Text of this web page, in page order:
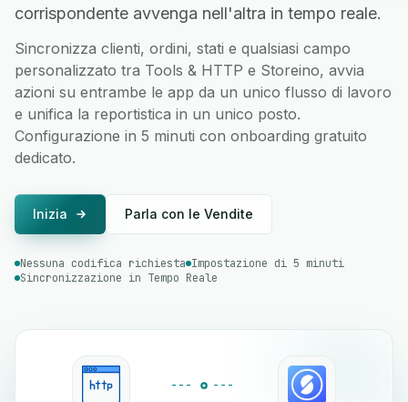
corrispondente avvenga nell'altra in tempo reale.
Sincronizza clienti, ordini, stati e qualsiasi campo
personalizzato tra Tools & HTTP e Storeino, avvia
azioni su entrambe le app da un unico flusso di lavoro
e unifica la reportistica in un unico posto.
Configurazione in 5 minuti con onboarding gratuito
dedicato.
Inizia Parla con le Vendite
Nessuna codifica richiesta Impostazione di 5 minuti
Sincronizzazione in Tempo Reale